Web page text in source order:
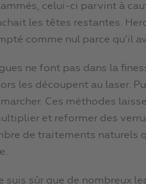
celui-ci parvint à
les têtes restantes.
comme nul parce qu’il
ne font pas dans la
les découpent au laser.
Ces méthodes
et reformer des
de traitements
suis sûr que de nombreux